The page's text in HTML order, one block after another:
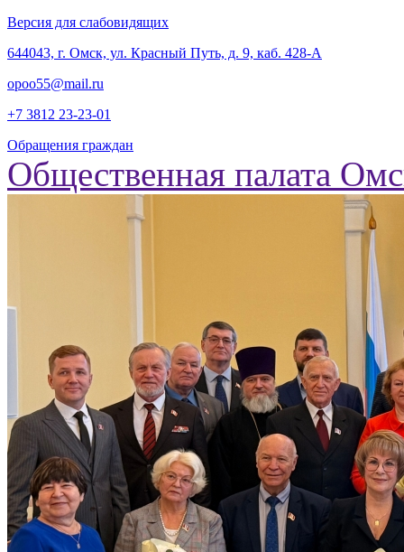
Версия для слабовидящих
‎644043, г. Омск, ул. Красный Путь, д. 9, каб. 428-А
opoo55@mail.ru
+7 3812 23-23-01
Обращения граждан
Общественная палата